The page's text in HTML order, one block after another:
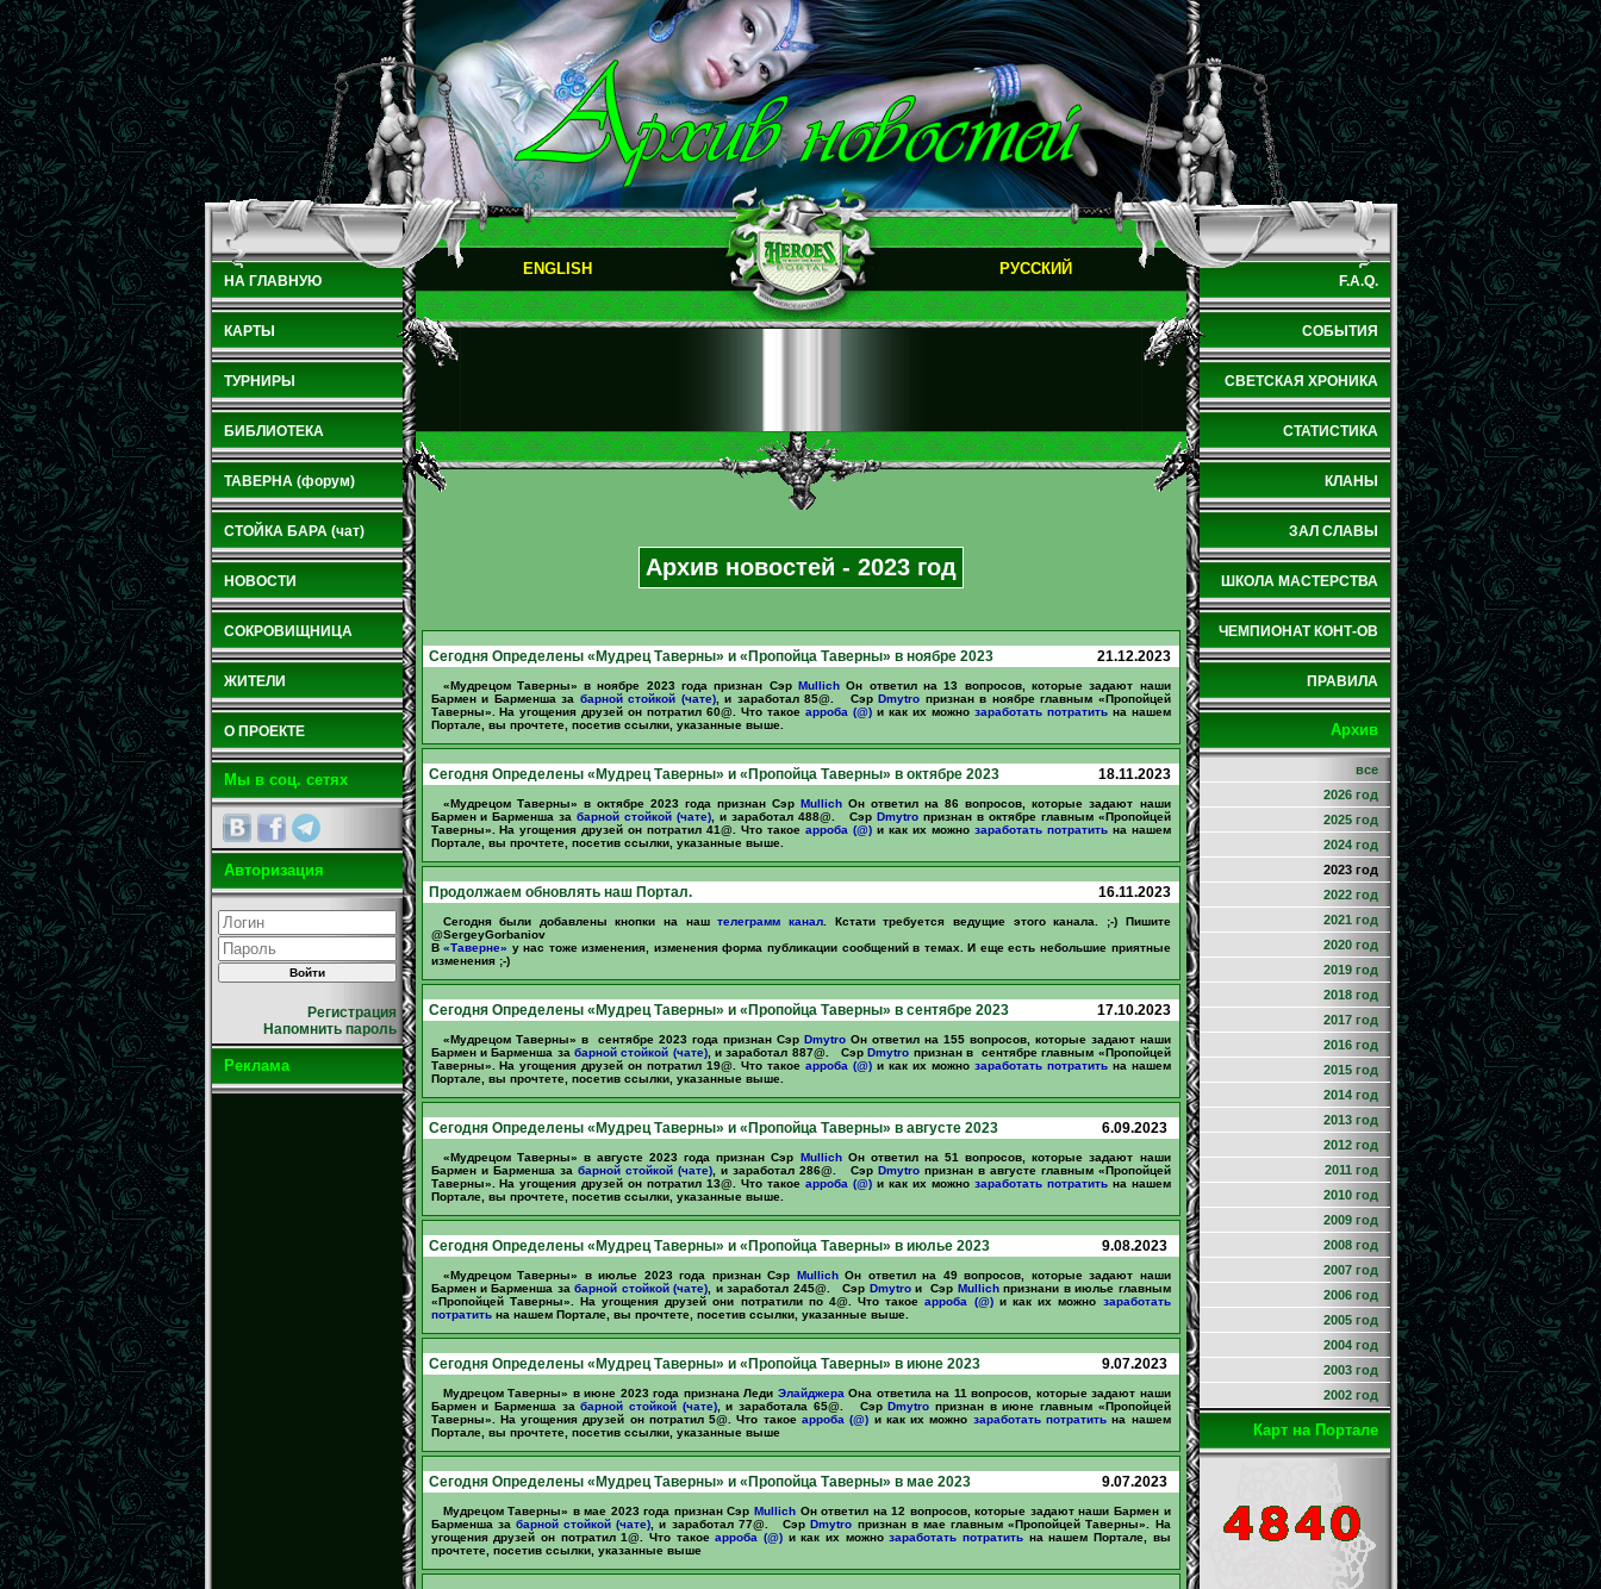
НА ГЛАВНУЮ
КАРТЫ
ТУРНИРЫ
БИБЛИОТЕКА
ТАВЕРНА (форум)
СТОЙКА БАРА (чат)
НОВОСТИ
СОКРОВИЩНИЦА
ЖИТЕЛИ
О ПРОЕКТЕ
Мы в соц. сетях
Авторизация
Регистрация
Напомнить пароль
Реклама
ENGLISH РУССКИЙ
Архив новостей - 2023 год
Сегодня Определены «Мудрец Таверны» и «Пропойца Таверны» в ноябре 2023 21.12.2023
«Мудрецом Таверны» в ноябре 2023 года признан Сэр Mullich Он ответил на 13 вопросов, которые задают наши
Бармен и Барменша за барной стойкой (чате), и заработал 85@. Сэр Dmytro признан в ноябре главным «Пропойцей
Таверны». На угощения друзей он потратил 60@. Что такое арроба (@)и как их можно заработать потратитьна нашем
Портале, вы прочтете, посетив ссылки, указанные выше.
Сегодня Определены «Мудрец Таверны» и «Пропойца Таверны» в октябре 2023 18.11.2023
«Мудрецом Таверны» в октябре 2023 года признан Сэр Mullich Он ответил на 86 вопросов, которые задают наши
Бармен и Барменша забарной стойкой (чате) , и заработал 488@. Сэр Dmytroпризнан в октябре главным «Пропойцей
Таверны». На угощения друзей он потратил 41@. Что такое арроба (@)и как их можно заработать потратитьна нашем
Портале, вы прочтете, посетив ссылки, указанные выше.
Продолжаем обновлять наш Портал. 16.11.2023
Сегодня были добавлены кнопки на наштелеграмм канал . Кстати требуется ведущие этого канала. ;-) Пишите
@SergeyGorbaniov
В«Таверне» у нас тоже изменения, изменения форма публикации сообщений в темах. И еще есть небольшие приятные
изменения ;-)
Сегодня Определены «Мудрец Таверны» и «Пропойца Таверны» в сентябре 2023 17.10.2023
«Мудрецом Таверны» в сентябре 2023 года признан Сэр DmytroОн ответил на 155 вопросов, которые задают наши
Бармен и Барменша за барной стойкой (чате), и заработал 887@. СэрDmytro признан в сентябре главным «Пропойцей
Таверны». На угощения друзей он потратил 19@. Что такое арроба (@)и как их можно заработать потратитьна нашем
Портале, вы прочтете, посетив ссылки, указанные выше.
Сегодня Определены «Мудрец Таверны» и «Пропойца Таверны» в августе 2023 6.09.2023
«Мудрецом Таверны» в августе 2023 года признан Сэр MullichОн ответил на 51 вопросов, которые задают наши
Бармен и Барменша за барной стойкой (чате), и заработал 286@. Сэр Dmytroпризнан в августе главным «Пропойцей
Таверны». На угощения друзей он потратил 13@. Что такое арроба (@)и как их можно заработать потратитьна нашем
Портале, вы прочтете, посетив ссылки, указанные выше.
Сегодня Определены «Мудрец Таверны» и «Пропойца Таверны» в июлье 2023 9.08.2023
«Мудрецом Таверны» в июлье 2023 года признан Сэр MullichОн ответил на 49 вопросов, которые задают наши
Бармен и Барменша забарной стойкой (чате) , и заработал 245@. Сэр Dmytroи Сэр Mullichпризнани в июлье главным
«Пропойцей Таверны». На угощения друзей они потратили по 4@. Что такоеарроба (@)и как их можно заработать
потратитьна нашем Портале, вы прочтете, посетив ссылки, указанные выше.
Сегодня Определены «Мудрец Таверны» и «Пропойца Таверны» в июне 2023 9.07.2023
Мудрецом Таверны» в июне 2023 года признана Леди Элайджера Она ответила на 11 вопросов, которые задают наши
Бармен и Барменша забарной стойкой (чате), и заработала 65@. СэрDmytro признан в июне главным «Пропойцей
Таверны». На угощения друзей он потратил 5@. Что такое арроба (@) и как их можно заработать потратитьна нашем
Портале, вы прочтете, посетив ссылки, указанные выше
Сегодня Определены «Мудрец Таверны» и «Пропойца Таверны» в мае 2023 9.07.2023
Мудрецом Таверны» в мае 2023 года признан Сэр MullichОн ответил на 12 вопросов, которые задают наши Бармен и
Барменша за барной стойкой (чате) , и заработал 77@. СэрDmytro признан в мае главным «Пропойцей Таверны». На
угощения друзей он потратил 1@. Что такоеарроба (@)и как их можнозаработать потратитьна нашем Портале, вы
прочтете, посетив ссылки, указанные выше
F.A.Q.
СОБЫТИЯ
СВЕТСКАЯ ХРОНИКА
СТАТИСТИКА
КЛАНЫ
ЗАЛ СЛАВЫ
ШКОЛА МАСТЕРСТВА
ЧЕМПИОНАТ КОНТ-ОВ
ПРАВИЛА
Архив
все
2026 год
2025 год
2024 год
2023 год
2022 год
2021 год
2020 год
2019 год
2018 год
2017 год
2016 год
2015 год
2014 год
2013 год
2012 год
2011 год
2010 год
2009 год
2008 год
2007 год
2006 год
2005 год
2004 год
2003 год
2002 год
Карт на Портале